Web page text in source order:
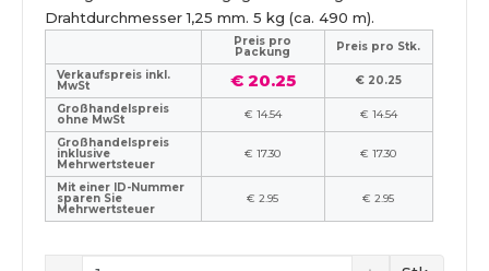
Drahtdurchmesser 1,25 mm. 5 kg (ca. 490 m).
Preis pro
Packung
Preis pro Stk.
Verkaufspreis inkl.
MwSt € 20.25
€ 20.25
Großhandelspreis
ohne MwSt € 14.54
€ 14.54
Großhandelspreis
inklusive
Mehrwertsteuer
€ 17.30 € 17.30
Mit einer ID-Nummer
sparen Sie
Mehrwertsteuer
€ 2.95 € 2.95